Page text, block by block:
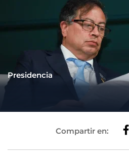
Presidencia
Compartir en: